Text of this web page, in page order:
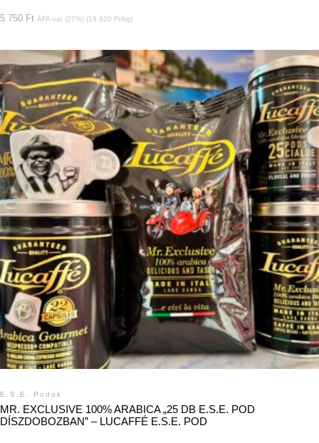
5 750 Ft ÁFA-val (27%) (19.920 Ft/kg)
E.S.E. Podok
MR. EXCLUSIVE 100% ARABICA „25 DB E.S.E. POD
DÍSZDOBOZBAN” – LUCAFFÉ E.S.E. POD